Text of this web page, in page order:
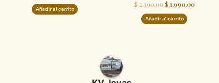
Añadir al carrito
$2.390,00 $ 1.990,00
Añadir al carrito